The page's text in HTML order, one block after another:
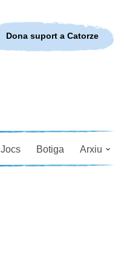
Jocs Botiga Arxiu
Dona suport a Catorze